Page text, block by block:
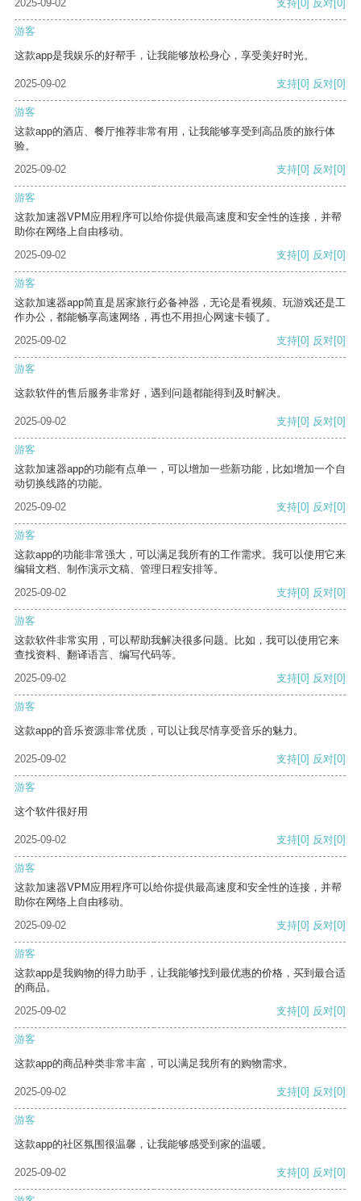
2025-09-02
支持[0] 反对[0]
游客
这款app是我娱乐的好帮手，让我能够放松身心，享受美好时光。
2025-09-02 支持[0] 反对[0]
游客
这款app的酒店、餐厅推荐非常有用，让我能够享受到高品质的旅行体
验。
2025-09-02
支持[0] 反对[0]
游客
这款加速器VPM应用程序可以给你提供最高速度和安全性的连接，并帮
助你在网络上自由移动。
2025-09-02
支持[0] 反对[0]
游客
这款加速器app简直是居家旅行必备神器，无论是看视频、玩游戏还是工
作办公，都能畅享高速网络，再也不用担心网速卡顿了。
2025-09-02
支持[0] 反对[0]
游客
这款软件的售后服务非常好，遇到问题都能得到及时解决。
2025-09-02 支持[0] 反对[0]
游客
这款加速器app的功能有点单一，可以增加一些新功能，比如增加一个自
动切换线路的功能。
2025-09-02
支持[0] 反对[0]
游客
这款app的功能非常强大，可以满足我所有的工作需求。我可以使用它来
编辑文档、制作演示文稿、管理日程安排等。
2025-09-02
支持[0] 反对[0]
游客
这款软件非常实用，可以帮助我解决很多问题。比如，我可以使用它来
查找资料、翻译语言、编写代码等。
2025-09-02
支持[0] 反对[0]
游客
这款app的音乐资源非常优质，可以让我尽情享受音乐的魅力。
2025-09-02 支持[0] 反对[0]
游客
这个软件很好用
2025-09-02 支持[0] 反对[0]
游客
这款加速器VPM应用程序可以给你提供最高速度和安全性的连接，并帮
助你在网络上自由移动。
2025-09-02
支持[0] 反对[0]
游客
这款app是我购物的得力助手，让我能够找到最优惠的价格，买到最合适
的商品。
2025-09-02
支持[0] 反对[0]
游客
这款app的商品种类非常丰富，可以满足我所有的购物需求。
2025-09-02 支持[0] 反对[0]
游客
这款app的社区氛围很温馨，让我能够感受到家的温暖。
2025-09-02 支持[0] 反对[0]